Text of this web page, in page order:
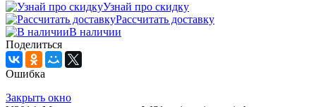
Узнай про скидку
Рассчитать доставку
В наличии
Поделиться
Ошибка
Закрыть окно